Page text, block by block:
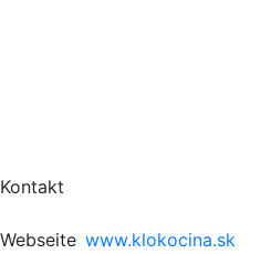
Kontakt
Webseite www.klokocina.sk